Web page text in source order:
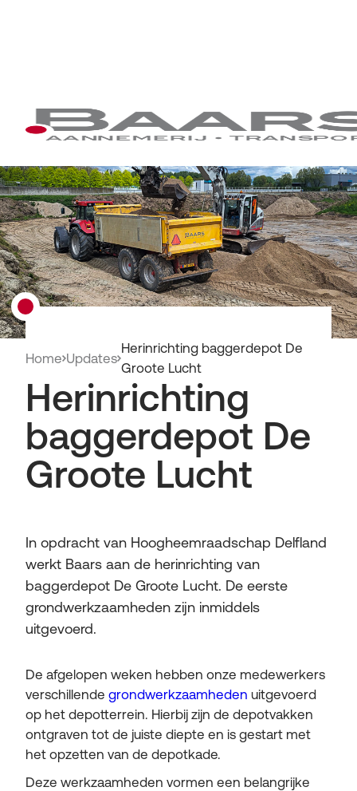
Home Updates
Herinrichting baggerdepot De
Groote Lucht
Herinrichting
baggerdepot De
Groote Lucht
In opdracht van Hoogheemraadschap Delfland
werkt Baars aan de herinrichting van
baggerdepot De Groote Lucht. De eerste
grondwerkzaamheden zijn inmiddels
uitgevoerd.
De afgelopen weken hebben onze medewerkers
verschillende grondwerkzaamheden uitgevoerd
op het depotterrein. Hierbij zijn de depotvakken
ontgraven tot de juiste diepte en is gestart met
het opzetten van de depotkade.
Deze werkzaamheden vormen een belangrijke